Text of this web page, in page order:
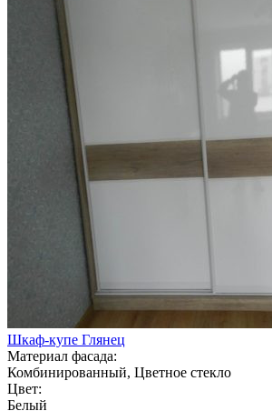
Шкаф-купе Глянец
Материал фасада:
Комбинированный, Цветное стекло
Цвет:
Белый